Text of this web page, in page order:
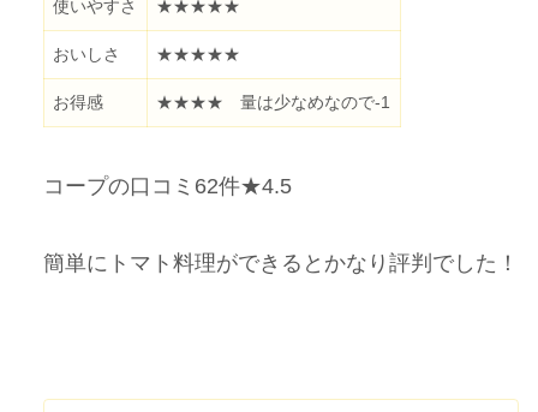
使いやすさ ★★★★★
おいしさ ★★★★★
お得感 ★★★★ 量は少なめなので-1
コープの口コミ62件★4.5
簡単にトマト料理ができるとかなり評判でした！